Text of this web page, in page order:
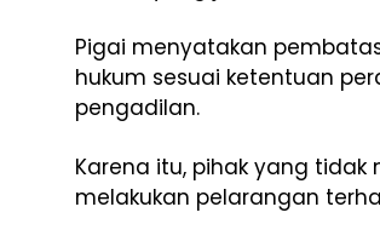
Pigai menyatakan
hukum sesuai ketentuan
pengadilan.
Karena itu, pihak yang
melakukan pelarangan